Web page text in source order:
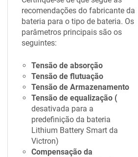
recomendações do fabricante da
bateria para o tipo de bateria. Os
parâmetros principais são os
seguintes:
Tensão de absorção
Tensão de flutuação
Tensão de Armazenamento
Tensão de equalização (
desativada para a
predefinição da bateria
Lithium Battery Smart da
Victron)
Compensação da